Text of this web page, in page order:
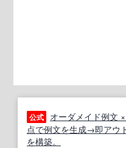
公式
オーダメイド例文
点で例文を生成→即アウ
を構築。